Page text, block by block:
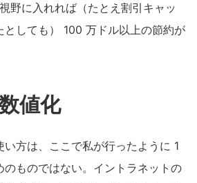
野に入れれば（たとえ割引キャッ
としても） 100 万ドル以上の節約が
値化
い方は、ここで私が行ったように 1
のものではない。イントラネットの